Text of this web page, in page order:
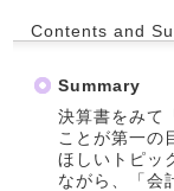
Contents and
Summary
決算書をみて
ことが第一の
ほしいトピッ
ながら、「会